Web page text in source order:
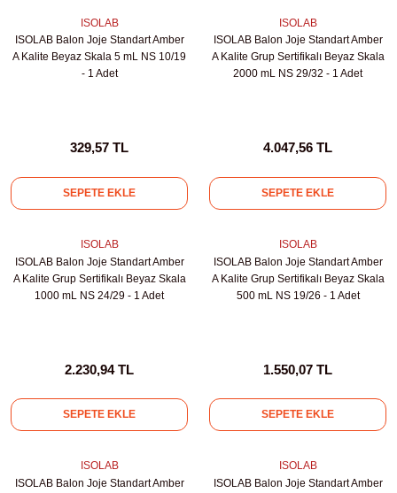
Titratörler
ISOLAB
ISOLAB Balon Joje Standart Amber
A Kalite Beyaz Skala 5 mL NS 10/19
- 1 Adet
329,57 TL
SEPETE EKLE
ISOLAB
ISOLAB Balon Joje Standart Amber
A Kalite Grup Sertifikalı Beyaz Skala
2000 mL NS 29/32 - 1 Adet
4.047,56 TL
SEPETE EKLE
ISOLAB
ISOLAB Balon Joje Standart Amber
A Kalite Grup Sertifikalı Beyaz Skala
1000 mL NS 24/29 - 1 Adet
2.230,94 TL
SEPETE EKLE
ISOLAB
ISOLAB Balon Joje Standart Amber
A Kalite Grup Sertifikalı Beyaz Skala
500 mL NS 19/26 - 1 Adet
1.550,07 TL
SEPETE EKLE
ISOLAB
ISOLAB Balon Joje Standart Amber
ISOLAB
ISOLAB Balon Joje Standart Amber